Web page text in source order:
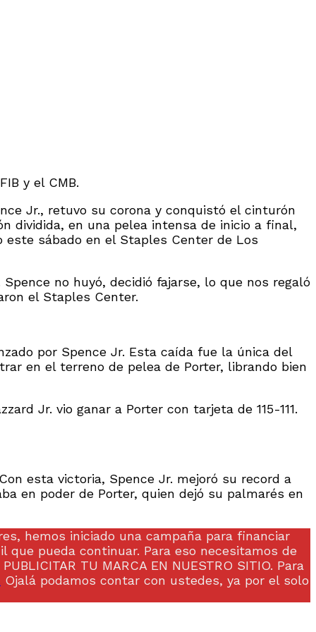
y el CMB.
Jr., retuvo su corona y conquistó el cinturón
dividida, en una pelea intensa de inicio a final,
sábado en el Staples Center de Los
no huyó, decidió fajarse, lo que nos regaló
el Staples Center.
por Spence Jr. Esta caída fue la única del
en el terreno de pelea de Porter, librando bien
Jr. vio ganar a Porter con tarjeta de 115-111.
esta victoria, Spence Jr. mejoró su record a
en poder de Porter, quien dejó su palmarés en
hemos iniciado una campaña para financiar
pueda continuar. Para eso necesitamos de
TU MARCA EN NUESTRO SITIO. Para
Ojalá podamos contar con ustedes, ya por el solo